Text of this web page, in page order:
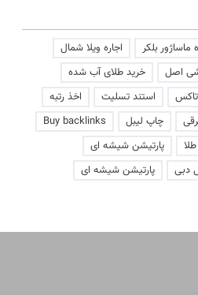
بلکر
اجاره ویلا شمال
اصل
خرید طلای آب شده
استند تسلیت
اخذ رتبه
چاپ لیبل
Buy backlinks
پارتیشن شیشه ای
دبی پارتیشن شیشه ای